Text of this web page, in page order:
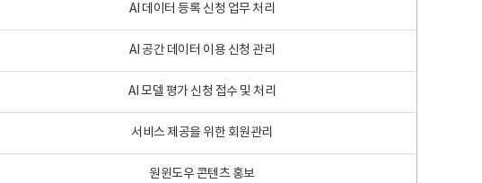
AI 데이터 등록 신청 업무 처리
AI 공간 데이터 이용 신청 관리
AI 모델 평가 신청 접수 및 처리
서비스 제공을 위한 회원관리
원윈도우 콘텐츠 홍보